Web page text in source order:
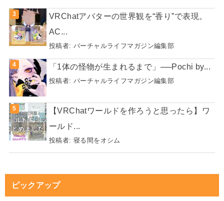
VRChatアバターの世界観を“香り”で表現。
AC...
投稿者: バーチャルライフマガジン編集部
「1体の怪物が生まれるまで」──Pochi by...
投稿者: バーチャルライフマガジン編集部
【VRChatワールドを作ろうと思ったら】ワ
ールド...
投稿者: 寝る間をオシム
ピックアップ